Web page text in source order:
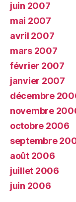
juin 2007
mai 2007
avril 2007
mars 2007
février 2007
janvier 2007
décembre
novembre
octobre 2006
septembre
août 2006
juillet 2006
juin 2006